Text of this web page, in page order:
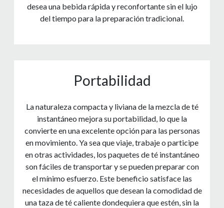
desea una bebida rápida y reconfortante sin el lujo
del tiempo para la preparación tradicional.
Portabilidad
La naturaleza compacta y liviana de la mezcla de té
instantáneo mejora su portabilidad, lo que la
convierte en una excelente opción para las personas
en movimiento. Ya sea que viaje, trabaje o participe
en otras actividades, los paquetes de té instantáneo
son fáciles de transportar y se pueden preparar con
el mínimo esfuerzo. Este beneficio satisface las
necesidades de aquellos que desean la comodidad de
una taza de té caliente dondequiera que estén, sin la